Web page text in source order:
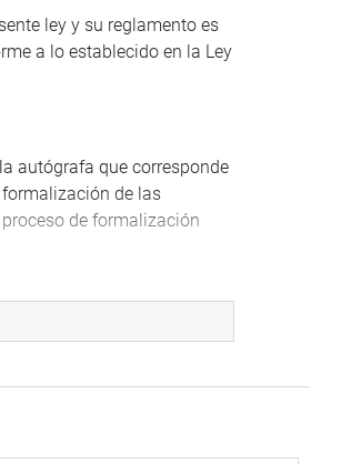
ley y su reglamento es
a lo establecido en la Ley
autógrafa que corresponde
de las
de formalización
remitió a la Presidencia
15 de enero de 2026.
congrega 22 proyectos